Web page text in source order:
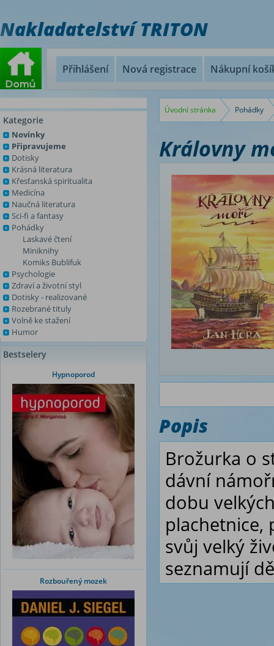
Nakladatelství TRITON
Přihlášení Nová registrace Nákupní
Kategorie
Novinky
Připravujeme
Dotisky
Krásná literatura
Křesťanská spiritualita
Medicína
Naučná literatura
Sci-fi a fantasy
Pohádky
Laskavé čtení
Miniknihy
Komiks Bublifuk
Psychologie
Zdraví a životní styl
Dotisky - realizované
Rozebrané tituly
Volně ke stažení
Humor
Bestselery
Hypnoporod
Rozbouřený mozek
Úvodní stránka Pohádky
Královny
Popis
Brožurka o
dávní
dobu
plachetnice,
svůj velký
seznamují